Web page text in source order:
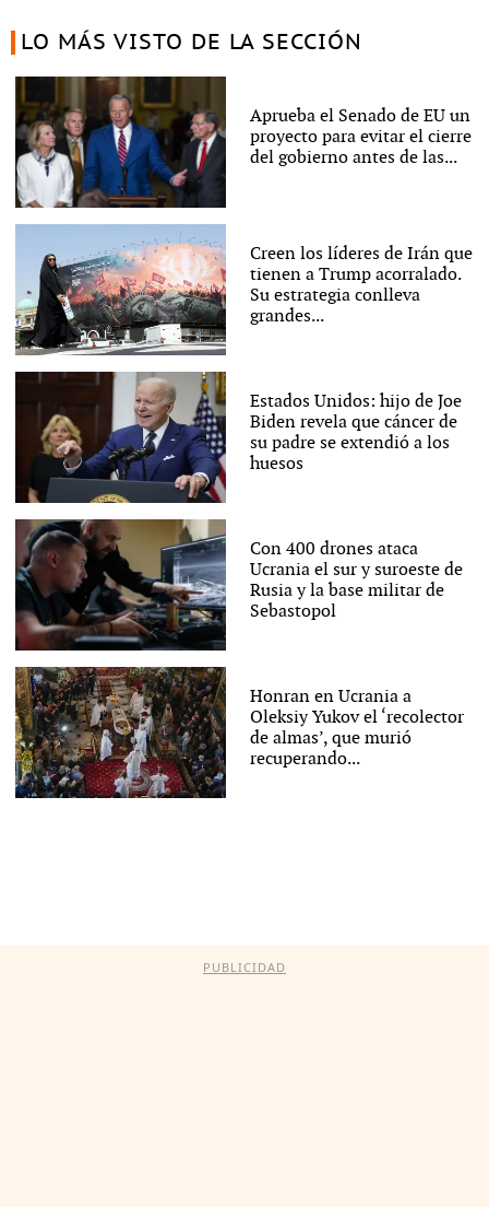
LO MÁS VISTO DE LA SECCIÓN
Aprueba el Senado de EU un
proyecto para evitar el cierre
del gobierno antes de las...
Creen los líderes de Irán que
tienen a Trump acorralado.
Su estrategia conlleva
grandes...
Estados Unidos: hijo de Joe
Biden revela que cáncer de
su padre se extendió a los
huesos
Con 400 drones ataca
Ucrania el sur y suroeste de
Rusia y la base militar de
Sebastopol
Honran en Ucrania a
Oleksiy Yukov el ‘recolector
de almas’, que murió
recuperando...
PUBLICIDAD